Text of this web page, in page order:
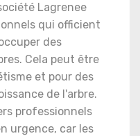
Lagrenee
qui officient
des
Cela peut être
et pour des
de l'arbre.
professionnels
urgence, car les